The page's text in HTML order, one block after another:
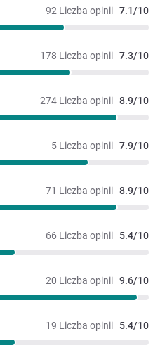
92 Liczba opinii 7.1/10
178 Liczba opinii 7.3/10
274 Liczba opinii 8.9/10
5 Liczba opinii 7.9/10
71 Liczba opinii 8.9/10
66 Liczba opinii 5.4/10
20 Liczba opinii 9.6/10
19 Liczba opinii 5.4/10